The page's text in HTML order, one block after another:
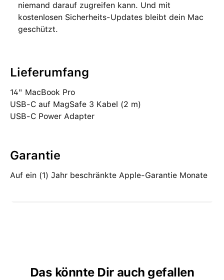
niemand darauf zugreifen kann. Und mit
kostenlosen Sicherheits-Updates bleibt dein Mac
geschützt.
Lieferumfang
14" MacBook Pro
USB‑C auf MagSafe 3 Kabel (2 m)
USB‑C Power Adapter
Garantie
Auf ein (1) Jahr beschränkte Apple-Garantie Monate
Das könnte Dir auch gefallen